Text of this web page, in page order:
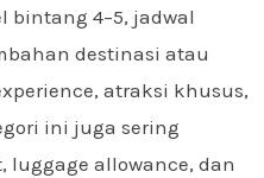
bintang 4–5, jadwal
destinasi atau
atraksi khusus,
ini juga sering
luggage allowance, dan